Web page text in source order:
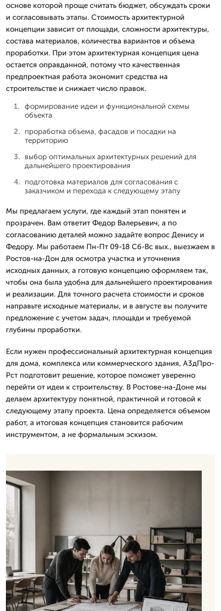
основе которой проще считать бюджет, обсуждать сроки
и согласовывать этапы. Стоимость архитектурной
концепции зависит от площади, сложности архитектуры,
состава материалов, количества вариантов и объема
проработки. При этом архитектурная концепция цена
остается оправданной, потому что качественная
предпроектная работа экономит средства на
строительстве и снижает число правок.
формирование идеи и функциональной схемы
объекта
проработка объема, фасадов и посадки на
территорию
выбор оптимальных архитектурных решений для
дальнейшего проектирования
подготовка материалов для согласования с
заказчиком и перехода к следующему этапу
Мы предлагаем услуги, где каждый этап понятен и
прозрачен. Вам ответит Федор Валерьевич, а по
согласованию деталей можно задайте вопрос Денису и
Федору. Мы работаем Пн-Пт 09-18 Сб-Вс вых., выезжаем в
Ростов-на-Дон для осмотра участка и уточнения
исходных данных, а готовую концепцию оформляем так,
чтобы она была удобна для дальнейшего проектирования
и реализации. Для точного расчета стоимости и сроков
направьте исходные материалы, и в августе вы получите
предложение с учетом задач, площади и требуемой
глубины проработки.
Если нужен профессиональный архитектурная концепция
для дома, комплекса или коммерческого здания, А3дПро-
Рст подготовит решение, которое поможет уверенно
перейти от идеи к строительству. В Ростове-на-Доне мы
делаем архитектуру понятной, практичной и готовой к
следующему этапу проекта. Цена определяется объемом
работ, а итоговая концепция становится рабочим
инструментом, а не формальным эскизом.